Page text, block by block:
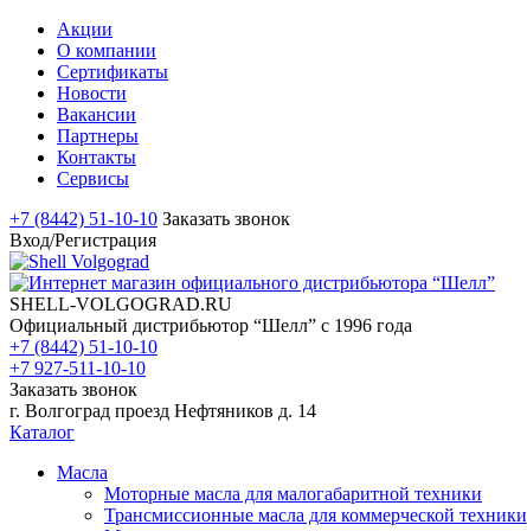
Акции
О компании
Сертификаты
Новости
Вакансии
Партнеры
Контакты
Сервисы
+7 (8442) 51-10-10 Заказать звонок
Вход/Регистрация
SHELL-VOLGOGRAD.RU
Официальный дистрибьютор “Шелл” с 1996 года
+7 (8442) 51-10-10
+7 927-511-10-10
Заказать звонок
г. Волгоград проезд Нефтяников д. 14
Каталог
Масла
Моторные масла для малогабаритной техники
Трансмиссионные масла для коммерческой техники